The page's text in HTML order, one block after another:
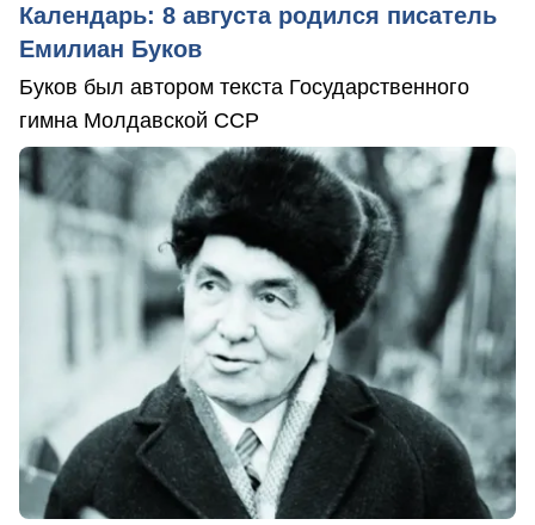
Календарь: 8 августа родился писатель
Емилиан Буков
Буков был автором текста Государственного
гимна Молдавской ССР